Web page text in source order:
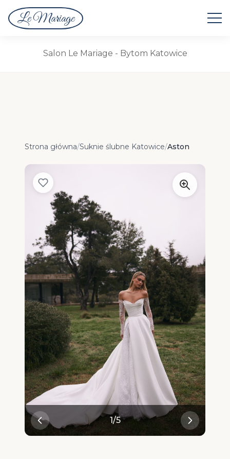
Le MariageSuknie Ślubne
Salon Le Mariage - Bytom Katowice
Strona główna/Suknie ślubne Katowice/Aston
1/5